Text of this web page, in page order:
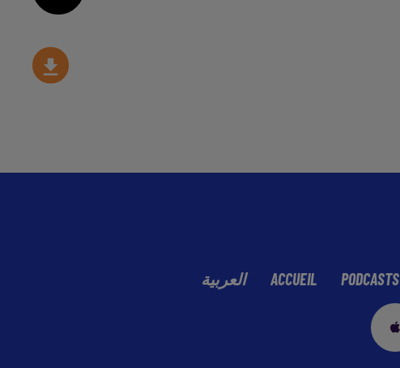
العربية ACCUEIL PODCASTS